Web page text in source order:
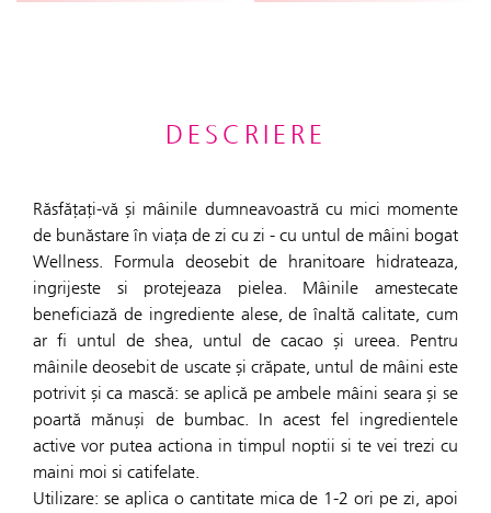
DESCRIERE
Răsfățați-vă și mâinile dumneavoastră cu mici momente
de bunăstare în viața de zi cu zi - cu untul de mâini bogat
Wellness. Formula deosebit de hranitoare hidrateaza,
ingrijeste si protejeaza pielea. Mâinile amestecate
beneficiază de ingrediente alese, de înaltă calitate, cum
ar fi untul de shea, untul de cacao și ureea. Pentru
mâinile deosebit de uscate și crăpate, untul de mâini este
potrivit și ca mască: se aplică pe ambele mâini seara și se
poartă mănuși de bumbac. In acest fel ingredientele
active vor putea actiona in timpul noptii si te vei trezi cu
maini moi si catifelate.
Utilizare: se aplica o cantitate mica de 1-2 ori pe zi, apoi